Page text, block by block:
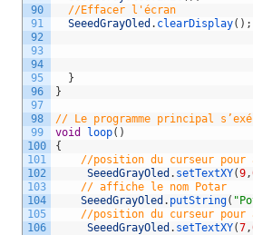
90
91
92
93
94
95
96
97
98
99
100
101
102
103
104
105
106
//Effacer l'écran
SeeedGrayOled . clearDisplay( ) ;
}
}
// Le programme principal
void
loop( )
{
//position du curseur pour
SeeedGrayOled . setTextXY(9 ,
// affiche le nom Potar
SeeedGrayOled . putString(
//position du curseur
SeeedGrayOled . setTextXY(7 ,